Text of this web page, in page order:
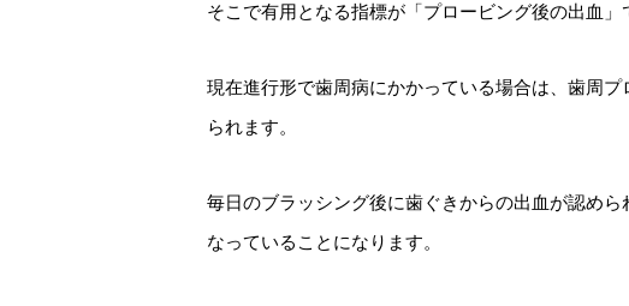
そこで有用となる指標が「プロービング後の出血」
現在進行形で歯周病にかかっている場合は、歯周
られます。
毎日のブラッシング後に歯ぐきからの出血が認め
なっていることになります。